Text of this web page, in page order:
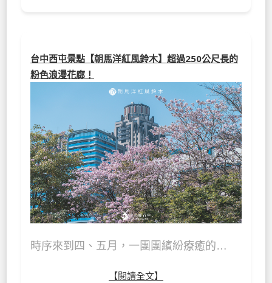
台中西屯景點【朝馬洋紅風鈴木】超過250公尺長的
粉色浪漫花廊！
時序來到四、五月，一團團繽紛療癒的…
【閱讀全文】